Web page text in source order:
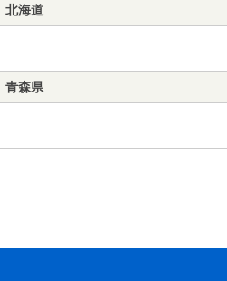
北海道
青森県